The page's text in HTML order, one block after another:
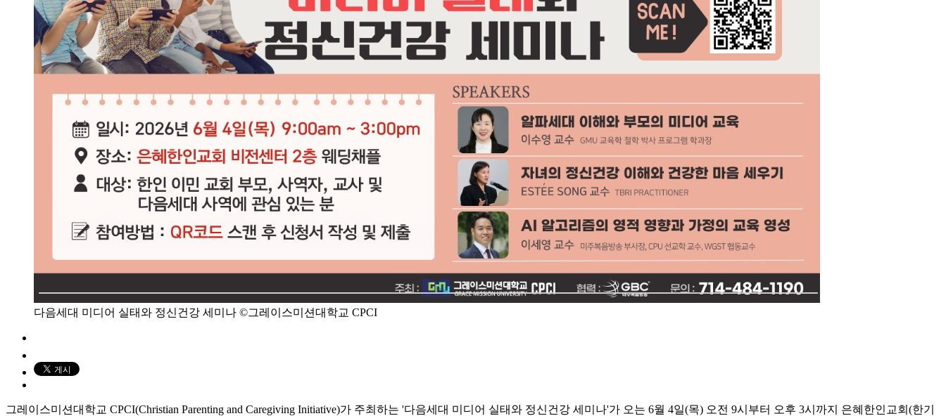
다음세대 미디어 실태와 정신건강 세미나 ©그레이스미션대학교 CPCI
그레이스미션대학교 CPCI(Christian Parenting and Caregiving Initiative)가 주최하는 '다음세대 미디어 실태와 정신건강 세미나'가 오는 6월 4일(목) 오전 9시부터 오후 3시까지 은혜한인교회(한기